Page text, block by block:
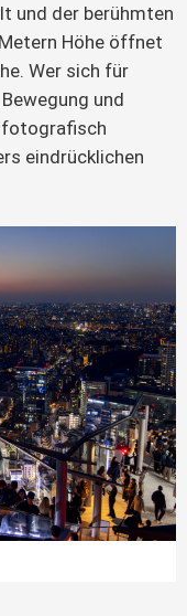
und der berühmten
Höhe öffnet
Wer sich für
und
fotografisch
eindrücklichen